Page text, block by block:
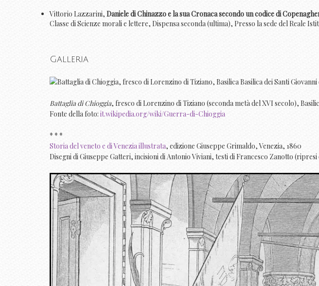
Vittorio Lazzarini, Daniele di Chinazzo e la sua Cronaca secondo un codice di
Classe di Scienze morali e lettere, Dispensa seconda (ultima), Presso la sede del Reale
Galleria
Battaglia di Chioggia, fresco di Lorenzino di Tiziano (seconda metà del XVI secolo),
Fonte della foto: it.wikipedia.org/wiki/Guerra-di-Chioggia
* * *
Storia del veneto e di Venezia illustrata, edizione Giuseppe Grimaldo, Venezia, 1860
Disegni di Giuseppe Gatteri, incisioni di Antonio Viviani, testi di Francesco Zanotto